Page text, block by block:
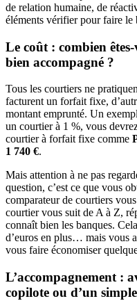
de relation humaine, de
éléments vérifier pour faire le
Le coût : combien
bien accompagné ?
Tous les courtiers ne
facturent un forfait fixe,
montant emprunté. Un
un courtier à 1 %, vous
courtier à forfait fixe comme
1 740 €.
Mais attention à ne pas
question, c’est ce que vous
comparateur de courtiers
courtier vous suit de A à Z,
connaît bien les banques.
d’euros en plus… mais vous
vous faire économiser
L’accompagnement :
copilote ou d’un